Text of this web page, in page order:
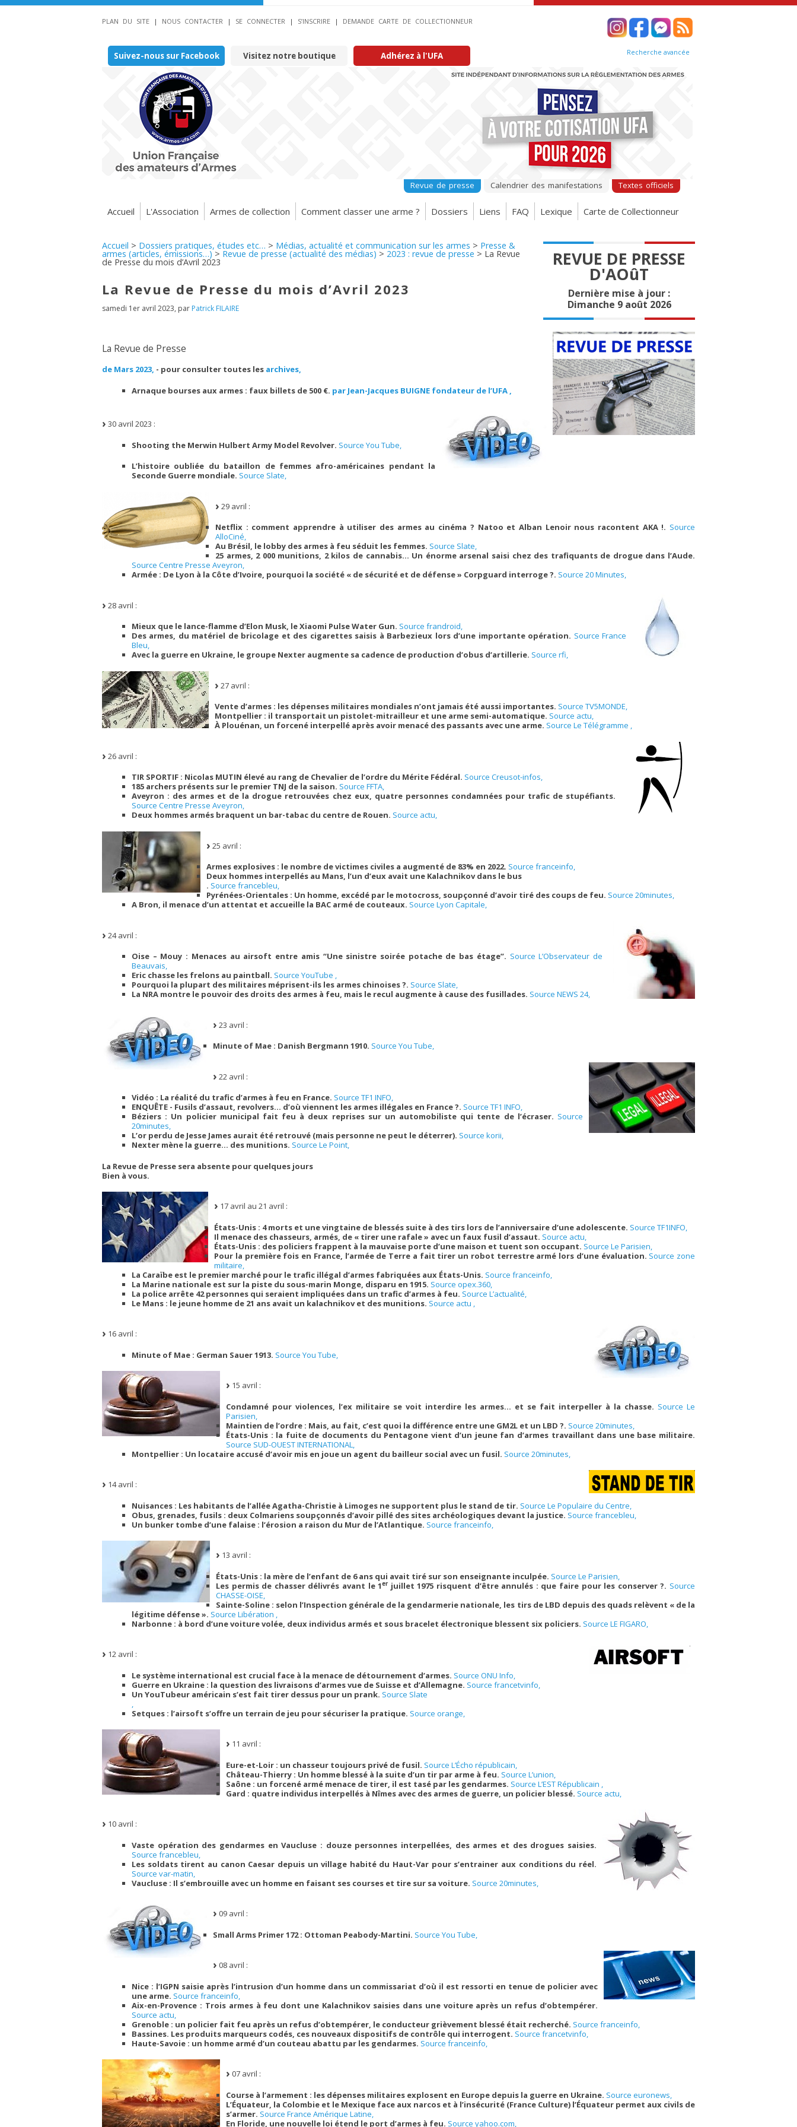
PLAN DU SITE | NOUS CONTACTER | SE CONNECTER | S’INSCRIRE | DEMANDE CARTE DE COLLECTIONNEUR
Suivez-nous sur Facebook Visitez notre boutique Adhérez à l'UFA Recherche avancée
Revue de presse Calendrier des manifestations Textes officiels
Accueil L'Association Armes de collection Comment classer une arme ? Dossiers Liens FAQ Lexique Carte de Collectionneur
REVUE DE PRESSE
D'AOûT
Dernière mise à jour :
Dimanche 9 août 2026
Accueil > Dossiers pratiques, études etc… > Médias, actualité et communication sur les armes > Presse &
armes (articles, émissions…)> Revue de presse (actualité des médias) > 2023 : revue de presse > La Revue
de Presse du mois d’Avril 2023
La Revue de Presse du mois d’Avril 2023
samedi 1er avril 2023, par Patrick FILAIRE
La Revue de Presse
de Mars 2023, - pour consulter toutes les archives,
Arnaque bourses aux armes : faux billets de 500 €. par Jean-Jacques BUIGNE fondateur de l’UFA ,
30 avril 2023 :
Shooting the Merwin Hulbert Army Model Revolver. Source You Tube,
L’histoire oubliée du bataillon de femmes afro-américaines pendant la
Seconde Guerre mondiale. Source Slate,
29 avril :
Netflix : comment apprendre à utiliser des armes au cinéma ? Natoo et Alban Lenoir nous racontent AKA !. Source
AlloCiné,
Au Brésil, le lobby des armes à feu séduit les femmes. Source Slate,
25 armes, 2 000 munitions, 2 kilos de cannabis… Un énorme arsenal saisi chez des trafiquants de drogue dans l’Aude.
Source Centre Presse Aveyron,
Armée : De Lyon à la Côte d’Ivoire, pourquoi la société « de sécurité et de défense » Corpguard interroge ?. Source 20 Minutes,
28 avril :
Mieux que le lance-flamme d’Elon Musk, le Xiaomi Pulse Water Gun. Source frandroid,
Des armes, du matériel de bricolage et des cigarettes saisis à Barbezieux lors d’une importante opération. Source France
Bleu,
Avec la guerre en Ukraine, le groupe Nexter augmente sa cadence de production d’obus d’artillerie. Source rfi,
27 avril :
Vente d’armes : les dépenses militaires mondiales n’ont jamais été aussi importantes. Source TV5MONDE,
Montpellier : il transportait un pistolet-mitrailleur et une arme semi-automatique. Source actu,
À Plouénan, un forcené interpellé après avoir menacé des passants avec une arme. Source Le Télégramme ,
26 avril :
TIR SPORTIF : Nicolas MUTIN élevé au rang de Chevalier de l’ordre du Mérite Fédéral. Source Creusot-infos,
185 archers présents sur le premier TNJ de la saison. Source FFTA,
Aveyron : des armes et de la drogue retrouvées chez eux, quatre personnes condamnées pour trafic de stupéfiants.
Source Centre Presse Aveyron,
Deux hommes armés braquent un bar-tabac du centre de Rouen. Source actu,
25 avril :
Armes explosives : le nombre de victimes civiles a augmenté de 83% en 2022. Source franceinfo,
Deux hommes interpellés au Mans, l’un d’eux avait une Kalachnikov dans le bus
. Source francebleu,
Pyrénées-Orientales : Un homme, excédé par le motocross, soupçonné d’avoir tiré des coups de feu. Source 20minutes,
A Bron, il menace d’un attentat et accueille la BAC armé de couteaux. Source Lyon Capitale,
24 avril :
Oise – Mouy : Menaces au airsoft entre amis “Une sinistre soirée potache de bas étage”. Source L’Observateur de
Beauvais,
Eric chasse les frelons au paintball. Source YouTube ,
Pourquoi la plupart des militaires méprisent-ils les armes chinoises ?. Source Slate,
La NRA montre le pouvoir des droits des armes à feu, mais le recul augmente à cause des fusillades. Source NEWS 24,
23 avril :
Minute of Mae : Danish Bergmann 1910. Source You Tube,
22 avril :
Vidéo : La réalité du trafic d’armes à feu en France. Source TF1 INFO,
ENQUÊTE - Fusils d’assaut, revolvers… d’où viennent les armes illégales en France ?. Source TF1 INFO,
Béziers : Un policier municipal fait feu à deux reprises sur un automobiliste qui tente de l’écraser. Source
20minutes,
L’or perdu de Jesse James aurait été retrouvé (mais personne ne peut le déterrer). Source korii,
Nexter mène la guerre… des munitions. Source Le Point,
La Revue de Presse sera absente pour quelques jours
Bien à vous.
17 avril au 21 avril :
États-Unis : 4 morts et une vingtaine de blessés suite à des tirs lors de l’anniversaire d’une adolescente. Source TF1INFO,
Il menace des chasseurs, armés, de « tirer une rafale » avec un faux fusil d’assaut. Source actu,
États-Unis : des policiers frappent à la mauvaise porte d’une maison et tuent son occupant. Source Le Parisien,
Pour la première fois en France, l’armée de Terre a fait tirer un robot terrestre armé lors d’une évaluation. Source zone
militaire,
La Caraïbe est le premier marché pour le trafic illégal d’armes fabriquées aux États-Unis. Source franceinfo,
La Marine nationale est sur la piste du sous-marin Monge, disparu en 1915. Source opex.360,
La police arrête 42 personnes qui seraient impliquées dans un trafic d’armes à feu. Source L’actualité,
Le Mans : le jeune homme de 21 ans avait un kalachnikov et des munitions. Source actu ,
16 avril :
Minute of Mae : German Sauer 1913. Source You Tube,
15 avril :
Condamné pour violences, l’ex militaire se voit interdire les armes… et se fait interpeller à la chasse. Source Le
Parisien,
Maintien de l’ordre : Mais, au fait, c’est quoi la différence entre une GM2L et un LBD ?. Source 20minutes,
États-Unis : la fuite de documents du Pentagone vient d’un jeune fan d’armes travaillant dans une base militaire.
Source SUD-OUEST INTERNATIONAL,
Montpellier : Un locataire accusé d’avoir mis en joue un agent du bailleur social avec un fusil. Source 20minutes,
14 avril :
Nuisances : Les habitants de l’allée Agatha-Christie à Limoges ne supportent plus le stand de tir. Source Le Populaire du Centre,
Obus, grenades, fusils : deux Colmariens soupçonnés d’avoir pillé des sites archéologiques devant la justice. Source francebleu,
Un bunker tombe d’une falaise : l’érosion a raison du Mur de l’Atlantique. Source franceinfo,
13 avril :
États-Unis : la mère de l’enfant de 6 ans qui avait tiré sur son enseignante inculpée. Source Le Parisien,
Les permis de chasser délivrés avant le 1er juillet 1975 risquent d’être annulés : que faire pour les conserver ?. Source
CHASSE-OISE,
Sainte-Soline : selon l’Inspection générale de la gendarmerie nationale, les tirs de LBD depuis des quads relèvent « de la
légitime défense ». Source Libération ,
Narbonne : à bord d’une voiture volée, deux individus armés et sous bracelet électronique blessent six policiers. Source LE FIGARO,
12 avril :
Le système international est crucial face à la menace de détournement d’armes. Source ONU Info,
Guerre en Ukraine : la question des livraisons d’armes vue de Suisse et d’Allemagne. Source francetvinfo,
Un YouTubeur américain s’est fait tirer dessus pour un prank. Source Slate
,
Setques : l’airsoft s’offre un terrain de jeu pour sécuriser la pratique. Source orange,
11 avril :
Eure-et-Loir : un chasseur toujours privé de fusil. Source L’Écho républicain,
Château-Thierry : Un homme blessé à la suite d’un tir par arme à feu. Source L’union,
Saône : un forcené armé menace de tirer, il est tasé par les gendarmes. Source L’EST Républicain ,
Gard : quatre individus interpellés à Nîmes avec des armes de guerre, un policier blessé. Source actu,
10 avril :
Vaste opération des gendarmes en Vaucluse : douze personnes interpellées, des armes et des drogues saisies.
Source francebleu,
Les soldats tirent au canon Caesar depuis un village habité du Haut-Var pour s’entrainer aux conditions du réel.
Source var-matin,
Vaucluse : Il s’embrouille avec un homme en faisant ses courses et tire sur sa voiture. Source 20minutes,
09 avril :
Small Arms Primer 172 : Ottoman Peabody-Martini. Source You Tube,
08 avril :
Nice : l’IGPN saisie après l’intrusion d’un homme dans un commissariat d’où il est ressorti en tenue de policier avec
une arme. Source franceinfo,
Aix-en-Provence : Trois armes à feu dont une Kalachnikov saisies dans une voiture après un refus d’obtempérer.
Source actu,
Grenoble : un policier fait feu après un refus d’obtempérer, le conducteur grièvement blessé était recherché. Source franceinfo,
Bassines. Les produits marqueurs codés, ces nouveaux dispositifs de contrôle qui interrogent. Source francetvinfo,
Haute-Savoie : un homme armé d’un couteau abattu par les gendarmes. Source franceinfo,
07 avril :
Course à l’armement : les dépenses militaires explosent en Europe depuis la guerre en Ukraine. Source euronews,
L’Équateur, la Colombie et le Mexique face aux narcos et à l’insécurité (France Culture) l’Équateur permet aux civils de
s’armer. Source France Amérique Latine,
En Floride, une nouvelle loi étend le port d’armes à feu. Source yahoo.com,